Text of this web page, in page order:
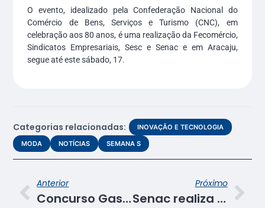
O evento, idealizado pela Confederação Nacional do
Comércio de Bens, Serviços e Turismo (CNC), em
celebração aos 80 anos, é uma realização da Fecomércio,
Sindicatos Empresariais, Sesc e Senac e em Aracaju,
segue até este sábado, 17.
Categorias relacionadas:
INOVAÇÃO E TECNOLOGIA
MODA
NOTÍCIAS SEMANA S
Anterior
Concurso Gastronômico do Senac revela os cinco finalistas
Próximo
Senac realiza 4.620 atendimentos nos dois dias de Semana S do Comércio